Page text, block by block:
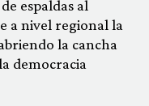
espaldas al
a nivel regional la
la cancha
democracia